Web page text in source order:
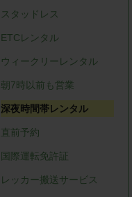
スタッドレス
ETCレンタル
ウィークリーレンタル
朝7時以前も営業
深夜時間帯レンタル
直前予約
国際運転免許証
レッカー搬送サービス